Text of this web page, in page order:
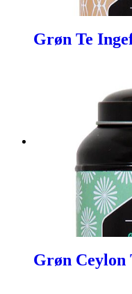
Grøn Te
Grøn Ceylon